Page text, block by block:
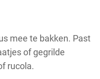
mee te bakken. Past
of gegrilde
rucola.